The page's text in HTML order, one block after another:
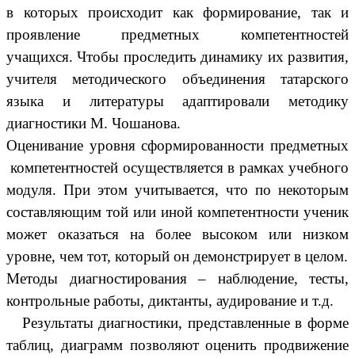
в которых происходит как формирование, так и
проявление предметных компетентностей
учащихся. Чтобы проследить динамику их развития,
учителя методического объединения татарского
языка и литературы адаптировали методику
диагностики М. Чошанова.
Оценивание уровня сформированности предметных
компетентностей осуществляется в рамках учебного
модуля. При этом учитывается, что по некоторым
составляющим той или иной компетентности ученик
может оказаться на более высоком или низком
уровне, чем тот, который он демонстрирует в целом.
Методы диагностирования – наблюдение, тесты,
контрольные работы, диктанты, аудирование и т.д.
Результаты диагностики, представленные в форме
таблиц, диаграмм позволяют оценить продвижение